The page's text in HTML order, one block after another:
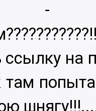
-
ссылку на